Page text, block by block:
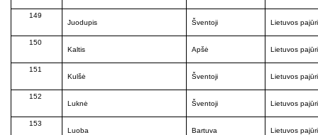
149
Juodupis
Šventoji Lietuvos
150
Kaltis
Apšė Lietuvos
151
Kulšė
Šventoji Lietuvos
152
Luknė
Šventoji Lietuvos
153
Luoba
Bartuva Lietuvos